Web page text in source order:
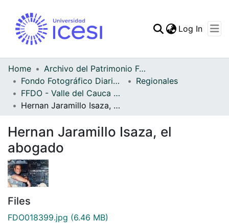
Statistics
Log In
Home
Archivo del Patrimonio Fotográfico y Fílmico del Valle del Cauca
Fondo Fotográfico Diario Occidente
Regionales
FFDO - Valle del Cauca - Patrimonial
Hernan Jaramillo Isaza, el abogado
Hernan Jaramillo Isaza, el
abogado
Files
FDO018399.jpg (6.46 MB)